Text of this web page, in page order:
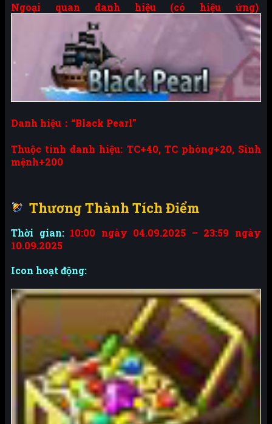
Ngoại quan danh hiệu (có hiệu ứng)
Danh hiệu：“Black Pearl”
Thuộc tính danh hiệu: TC+40, TC phòng+20, Sinh
mệnh+200
Thương Thành Tích Điểm
Thời gian: 10:00 ngày 04.09.2025 – 23:59 ngày
10.09.2025
Icon hoạt động: